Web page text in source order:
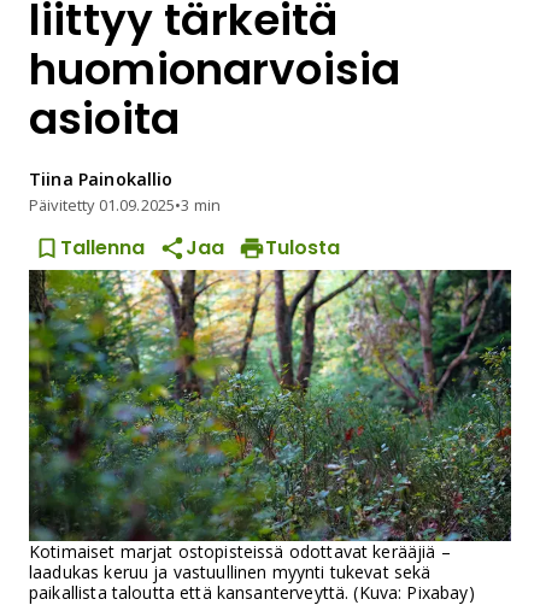
liittyy tärkeitä
huomionarvoisia
asioita
Tiina Painokallio
Päivitetty 01.09.2025•3 min
Tallenna Jaa Tulosta
Kotimaiset marjat ostopisteissä odottavat kerääjiä –
laadukas keruu ja vastuullinen myynti tukevat sekä
paikallista taloutta että kansanterveyttä. (Kuva: Pixabay)